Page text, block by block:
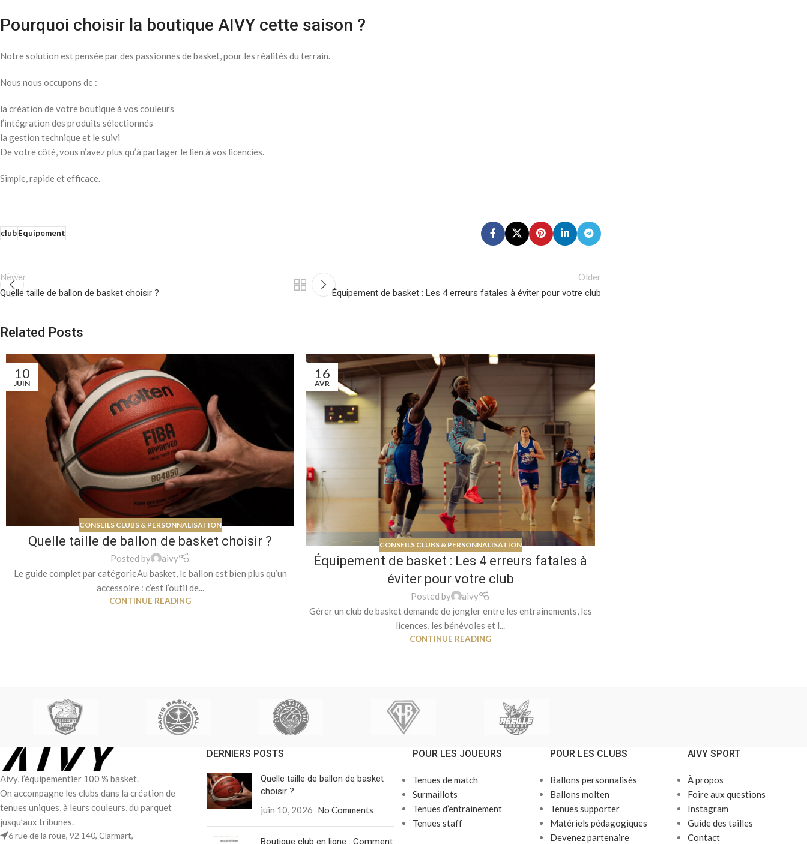
Pourquoi choisir la boutique AIVY cette saison ?
Notre solution est pensée par des passionnés de basket, pour les réalités du terrain.
Nous nous occupons de :
la création de votre boutique à vos couleurs
l’intégration des produits sélectionnés
la gestion technique et le suivi
De votre côté, vous n’avez plus qu’à partager le lien à vos licenciés.
Simple, rapide et efficace.
clubEquipement
Newer
Quelle taille de ballon de basket choisir ?
Older
Équipement de basket : Les 4 erreurs fatales à éviter pour votre club
Related Posts
10
JUIN
CONSEILS CLUBS & PERSONNALISATION
Quelle taille de ballon de basket choisir ?
Posted by
aivy
Le guide complet par catégorieAu basket, le ballon est bien plus qu’un
accessoire : c’est l’outil de...
CONTINUE READING
16
AVR
CONSEILS CLUBS & PERSONNALISATION
Équipement de basket : Les 4 erreurs fatales à
éviter pour votre club
Posted by
aivy
Gérer un club de basket demande de jongler entre les entraînements, les
licences, les bénévoles et l...
CONTINUE READING
Aivy, l’équipementier 100 % basket.
On accompagne les clubs dans la création de
tenues uniques, à leurs couleurs, du parquet
jusqu’aux tribunes.
6 rue de la roue, 92 140, Clarmart,
DERNIERS POSTS
Quelle taille de ballon de basket
choisir ?
juin 10, 2026 No Comments
Boutique club en ligne : Comment
POUR LES JOUEURS
Tenues de match
Surmaillots
Tenues d’entrainement
Tenues staff
POUR LES CLUBS
Ballons personnalisés
Ballons molten
Tenues supporter
Matériels pédagogiques
Devenez partenaire
AIVY SPORT
À propos
Foire aux questions
Instagram
Guide des tailles
Contact